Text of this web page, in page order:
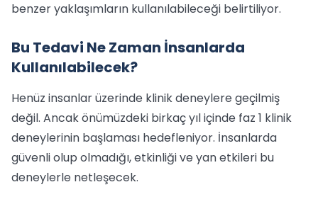
benzer yaklaşımların kullanılabileceği belirtiliyor.
Bu Tedavi Ne Zaman İnsanlarda
Kullanılabilecek?
Henüz insanlar üzerinde klinik deneylere geçilmiş
değil. Ancak önümüzdeki birkaç yıl içinde faz 1 klinik
deneylerinin başlaması hedefleniyor. İnsanlarda
güvenli olup olmadığı, etkinliği ve yan etkileri bu
deneylerle netleşecek.